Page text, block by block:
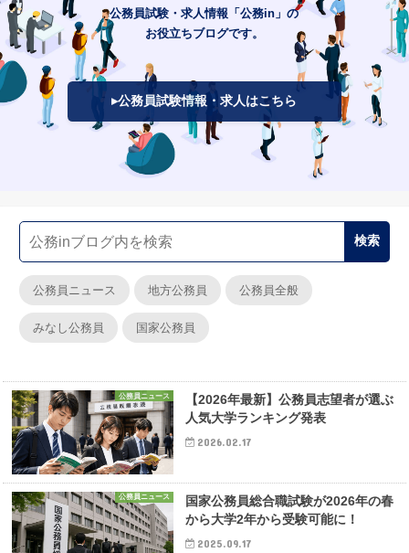
公務員試験・求人情報「公務in」の
お役立ちブログです。
▸公務員試験情報・求人はこちら
公務員ニュース 地方公務員 公務員全般
みなし公務員 国家公務員
公務員ニュース
【2026年最新】公務員志望者が選ぶ
人気大学ランキング発表
2026.02.17
公務員ニュース
国家公務員総合職試験が2026年の春
から大学2年から受験可能に！
2025.09.17